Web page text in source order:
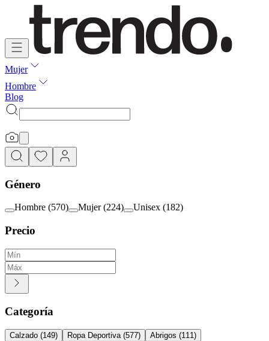
Mujer
Hombre
Blog
Género
Hombre (570) Mujer (224) Unisex (182)
Precio
Categoría
Calzado (149) Ropa Deportiva (577) Abrigos (111)